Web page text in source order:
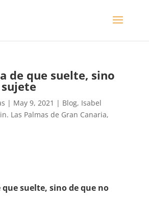
de que suelte, sino
| May 9, 2021 | Blog, Isabel
Las Palmas de Gran Canaria,
suelte, sino de que no